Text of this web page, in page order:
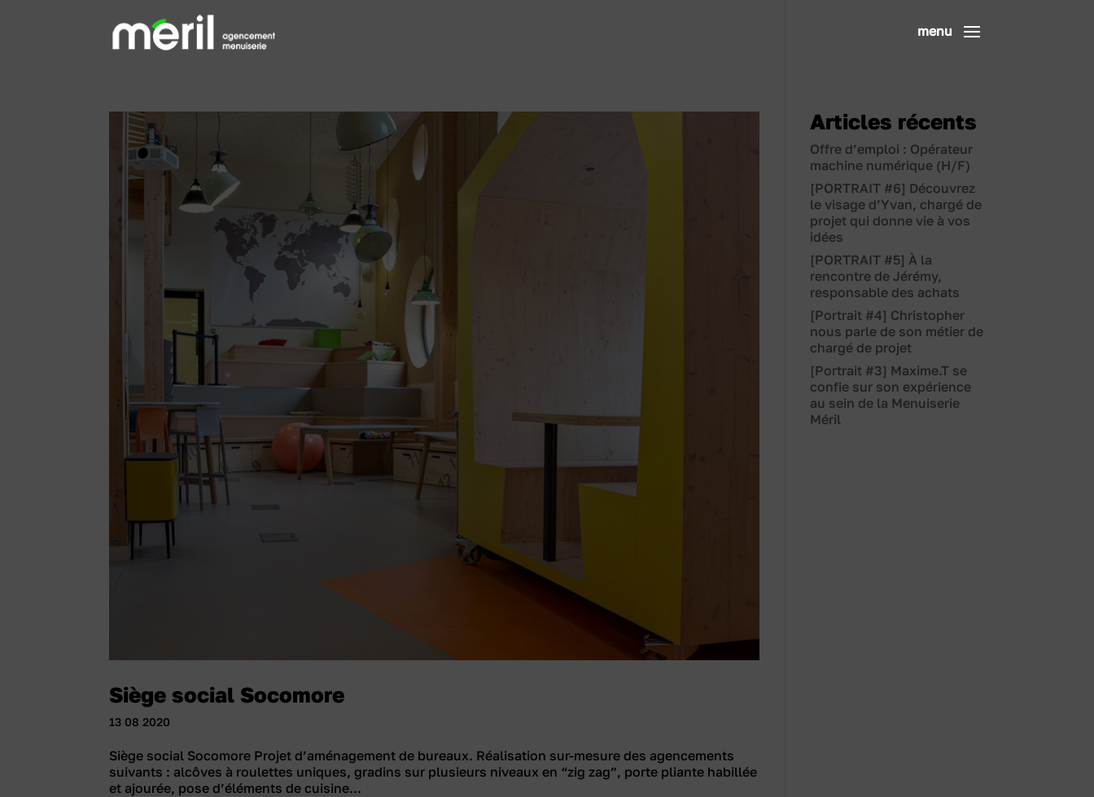
Siège social Socomore
13 08 2020
Siège social Socomore Projet d’aménagement de bureaux. Réalisation sur-mesure des agencements
suivants : alcôves à roulettes uniques, gradins sur plusieurs niveaux en “zig zag”, porte pliante habillée
et ajourée, pose d’éléments de cuisine...
Articles récents
Offre d’emploi : Opérateur
machine numérique (H/F)
[PORTRAIT #6] Découvrez
le visage d’Yvan, chargé de
projet qui donne vie à vos
idées
[PORTRAIT #5] À la
rencontre de Jérémy,
responsable des achats
[Portrait #4] Christopher
nous parle de son métier de
chargé de projet
[Portrait #3] Maxime.T se
confie sur son expérience
au sein de la Menuiserie
Méril